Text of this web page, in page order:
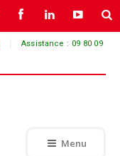
Assistance : 09 80 09
Menu